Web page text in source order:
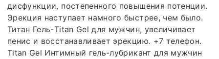
дисфункции, постепенного повышения потенции.
Эрекция наступает намного быстрее, чем было.
Титан Гель-Titan Gel для мужчин, увеличивает
пенис и восстанавливает эрекцию. +7 телефон.
Titan Gel Интимный гель-лубрикант для мужчин